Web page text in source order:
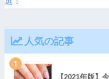
人気の記事
1
【2021年版】